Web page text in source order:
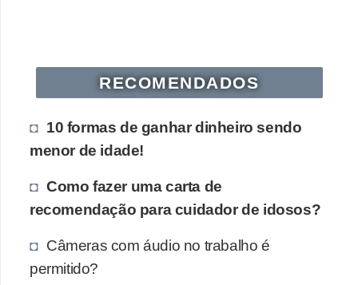
RECOMENDADOS
10 formas de ganhar dinheiro sendo
menor de idade!
Como fazer uma carta de
recomendação para cuidador de idosos?
Câmeras com áudio no trabalho é
permitido?
E
m
p
r
e
n
d
e